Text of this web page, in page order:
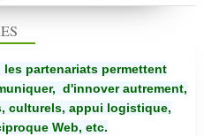
partenariats permettent
d'innover autrement,
culturels, appui logistique,
Web, etc.